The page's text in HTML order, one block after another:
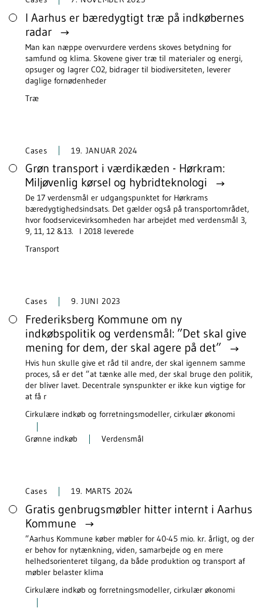
I Aarhus er bæredygtigt træ på indkøbernes
radar
Man kan næppe overvurdere verdens skoves betydning for
samfund og klima. Skovene giver træ til materialer og energi,
opsuger og lagrer CO2, bidrager til biodiversiteten, leverer
daglige fornødenheder
Træ
Cases 19. JANUAR 2024
Grøn transport i værdikæden - Hørkram:
Miljøvenlig kørsel og hybridteknologi
De 17 verdensmål er udgangspunktet for Hørkrams
bæredygtighedsindsats. Det gælder også på transportområdet,
hvor foodservicevirksomheden har arbejdet med verdensmål 3,
9, 11, 12 &13. I 2018 leverede
Transport
Cases 9. JUNI 2023
Frederiksberg Kommune om ny
indkøbspolitik og verdensmål: ”Det skal give
mening for dem, der skal agere på det”
Hvis hun skulle give et råd til andre, der skal igennem samme
proces, så er det ”at tænke alle med, der skal bruge den politik,
der bliver lavet. Decentrale synspunkter er ikke kun vigtige for
at få r
Cirkulære indkøb og forretningsmodeller, cirkulær økonomi
Grønne indkøb Verdensmål
Cases 19. MARTS 2024
Gratis genbrugsmøbler hitter internt i Aarhus
Kommune
”Aarhus Kommune køber møbler for 40-45 mio. kr. årligt, og der
er behov for nytænkning, viden, samarbejde og en mere
helhedsorienteret tilgang, da både produktion og transport af
møbler belaster klima
Cirkulære indkøb og forretningsmodeller, cirkulær økonomi